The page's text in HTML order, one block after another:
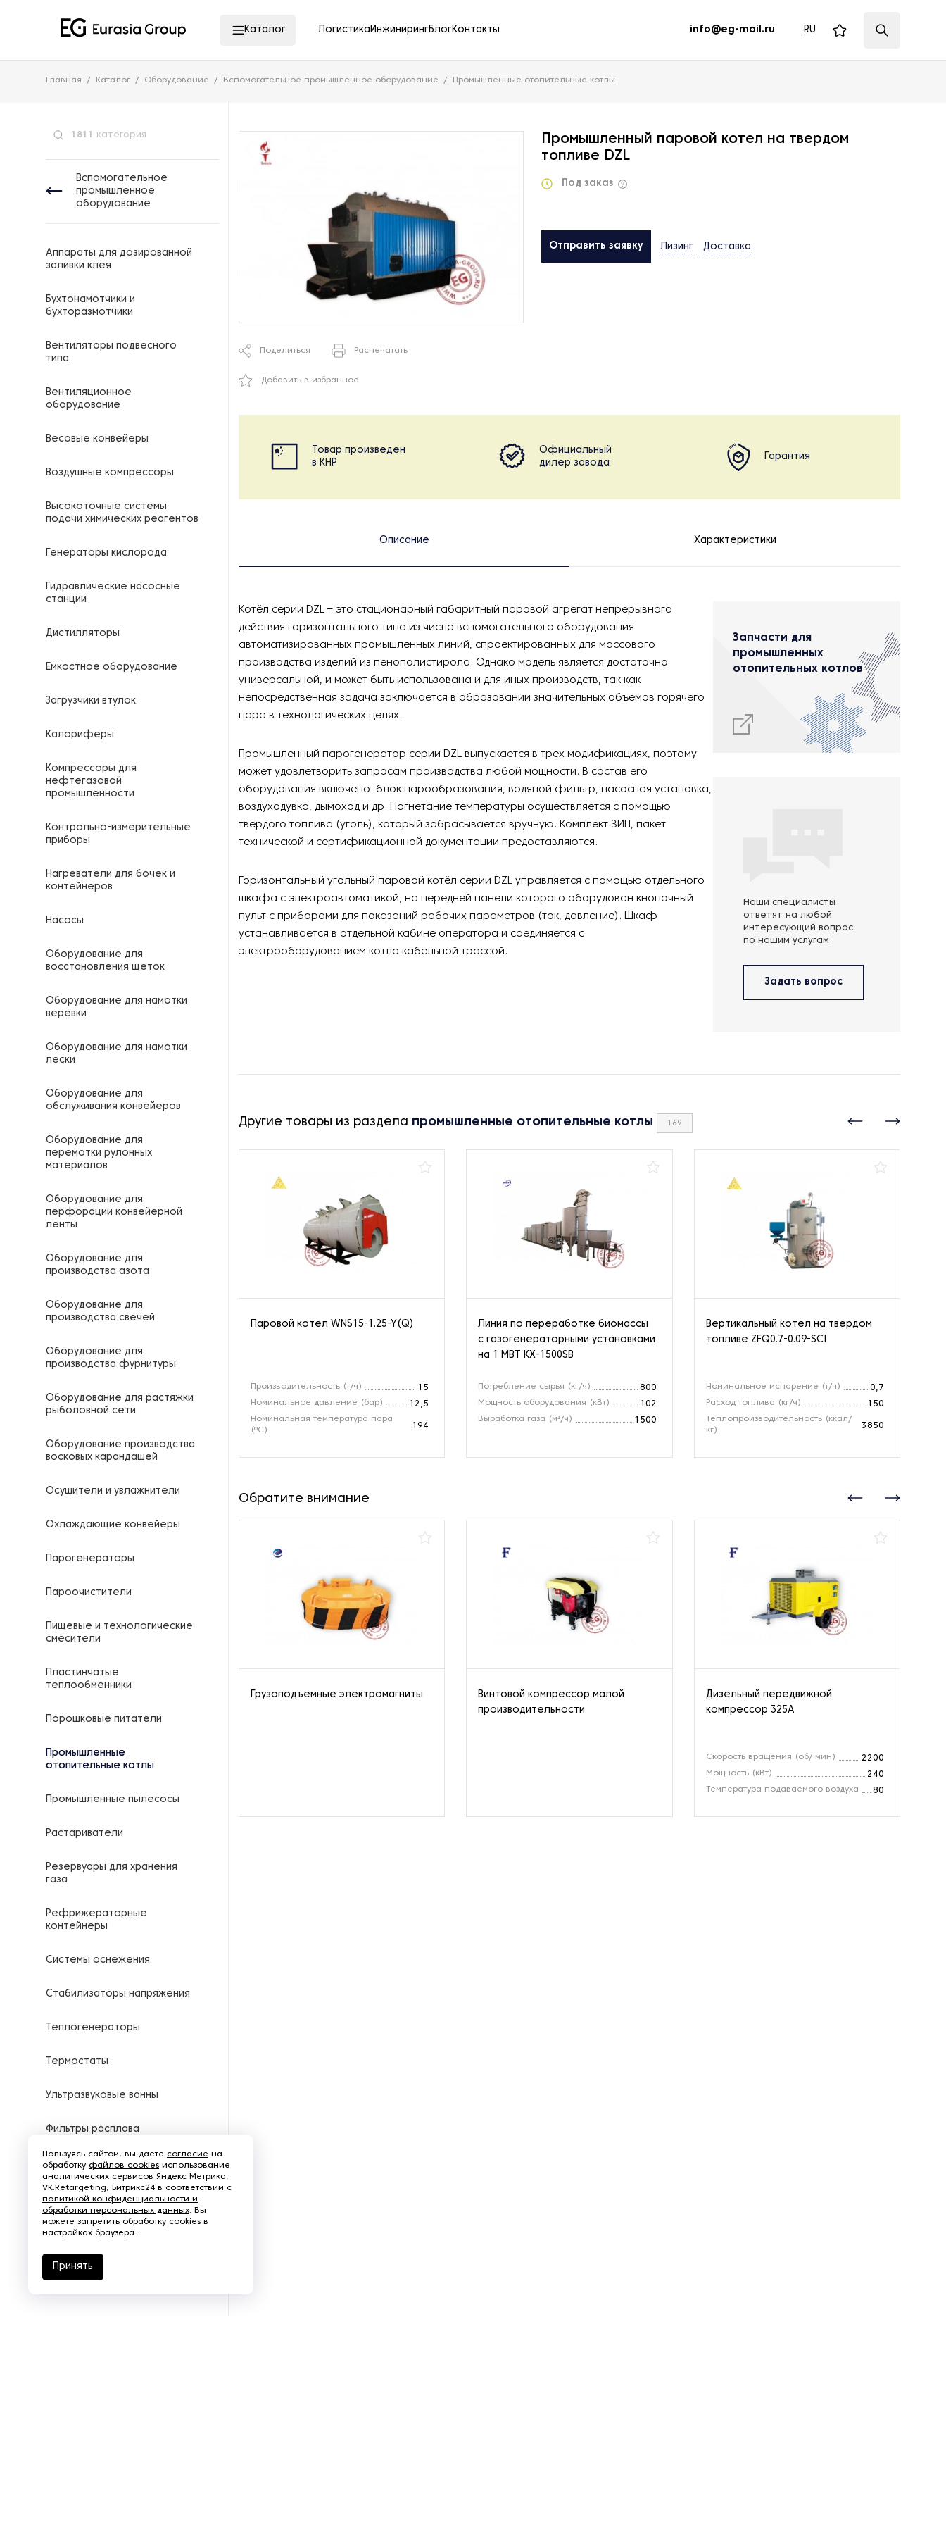
Каталог Логистика ИнжинирингБлогКонтакты info@eg-mail.ru RU
Главная Каталог Оборудование Вспомогательное промышленное оборудование Промышленные отопительные котлы
1811 категория
Вспомогательное
промышленное
оборудование
Аппараты для дозированной
заливки клея
Бухтонамотчики и
бухторазмотчики
Вентиляторы подвесного
типа
Вентиляционное
оборудование
Весовые конвейеры
Воздушные компрессоры
Высокоточные системы
подачи химических реагентов
Генераторы кислорода
Гидравлические насосные
станции
Дистилляторы
Емкостное оборудование
Загрузчики втулок
Калориферы
Компрессоры для
нефтегазовой
промышленности
Контрольно-измерительные
приборы
Нагреватели для бочек и
контейнеров
Насосы
Оборудование для
восстановления щеток
Оборудование для намотки
веревки
Оборудование для намотки
лески
Оборудование для
обслуживания конвейеров
Оборудование для
перемотки рулонных
материалов
Оборудование для
перфорации конвейерной
ленты
Оборудование для
производства азота
Оборудование для
производства свечей
Оборудование для
производства фурнитуры
Оборудование для растяжки
рыболовной сети
Оборудование производства
восковых карандашей
Осушители и увлажнители
Охлаждающие конвейеры
Парогенераторы
Пароочистители
Пищевые и технологические
смесители
Пластинчатые
теплообменники
Порошковые питатели
Промышленные
отопительные котлы
Промышленные пылесосы
Растариватели
Резервуары для хранения
газа
Рефрижераторные
контейнеры
Системы оснежения
Стабилизаторы напряжения
Теплогенераторы
Термостаты
Ультразвуковые ванны
Фильтры расплава
Чиллеры
Шкафы управления
Щеточно-шлифовальные
Электродвигатели
Поделиться Распечатать
Добавить в избранное
Промышленный паровой котел на твердом
топливе DZL
Под заказ
Отправить заявку Лизинг Доставка
Товар произведен
в КНР
Официальный
дилер завода
Гарантия
Описание Характеристики
Котёл серии DZL – это стационарный габаритный паровой агрегат непрерывного
действия горизонтального типа из числа вспомогательного оборудования
автоматизированных промышленных линий, спроектированных для массового
производства изделий из пенополистирола. Однако модель является достаточно
универсальной, и может быть использована и для иных производств, так как
непосредственная задача заключается в образовании значительных объёмов горячего
пара в технологических целях.
Промышленный парогенератор серии DZL выпускается в трех модификациях, поэтому
может удовлетворить запросам производства любой мощности. В состав его
оборудования включено: блок парообразования, водяной фильтр, насосная установка,
воздуходувка, дымоход и др. Нагнетание температуры осуществляется с помощью
твердого топлива (уголь), который забрасывается вручную. Комплект ЗИП, пакет
технической и сертификационной документации предоставляются.
Горизонтальный угольный паровой котёл серии DZL управляется с помощью отдельного
шкафа с электроавтоматикой, на передней панели которого оборудован кнопочный
пульт с приборами для показаний рабочих параметров (ток, давление). Шкаф
устанавливается в отдельной кабине оператора и соединяется с
электрооборудованием котла кабельной трассой.
Запчасти для
промышленных
отопительных котлов
Наши специалисты
ответят на любой
интересующий вопрос
по нашим услугам
Задать вопрос
Другие товары из раздела промышленные отопительные котлы 169
Паровой котел WNS15-1.25-Y(Q)
Производительность (т/ч)
15
Номинальное давление (бар)
12,5
Номинальная температура пара
(ºС)
194
Линия по переработке биомассы
с газогенераторными установками
на 1 МВТ KX-1500SB
Потребление сырья (кг/ч)
800
Мощность оборудования (кВт)
102
Выработка газа (м³/ч)
1500
Вертикальный котел на твердом
топливе ZFQ0.7-0.09-SCI
Номинальное испарение (т/ч)
0,7
Расход топлива (кг/ч)
150
Теплопроизводительность (ккал/
кг)
3850
Обратите внимание
Грузоподъемные электромагниты
Винтовой компрессор малой
производительности
Дизельный передвижной
компрессор 325A
Скорость вращения (об/ мин)
2200
Мощность (кВт)
240
Температура подаваемого воздуха
80
Пользуясь сайтом, вы даете согласие на
обработку файлов cookies использование
аналитических сервисов Яндекс Метрика,
VK.Retargeting, Битрикс24 в соответствии с
политикой конфиденциальности и
обработки персональных данных. Вы
можете запретить обработку cookies в
настройках браузера.
Принять